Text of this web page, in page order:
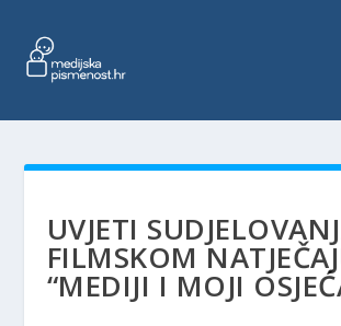
UVJETI
FILMSKOM
“MEDIJI I MOJI